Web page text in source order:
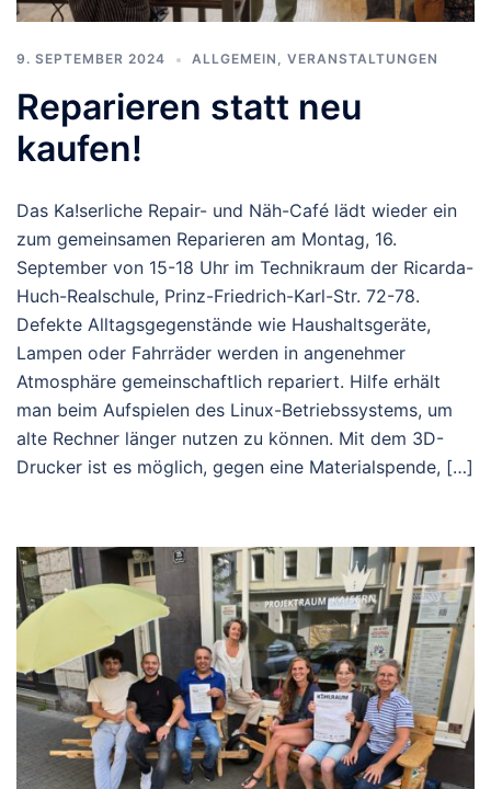
9. SEPTEMBER 2024 ALLGEMEIN , VERANSTALTUNGEN
Reparieren statt neu
kaufen!
Das Ka!serliche Repair- und Näh-Café lädt wieder ein
zum gemeinsamen Reparieren am Montag, 16.
September von 15-18 Uhr im Technikraum der Ricarda-
Huch-Realschule, Prinz-Friedrich-Karl-Str. 72-78.
Defekte Alltagsgegenstände wie Haushaltsgeräte,
Lampen oder Fahrräder werden in angenehmer
Atmosphäre gemeinschaftlich repariert. Hilfe erhält
man beim Aufspielen des Linux-Betriebssystems, um
alte Rechner länger nutzen zu können. Mit dem 3D-
Drucker ist es möglich, gegen eine Materialspende, […]